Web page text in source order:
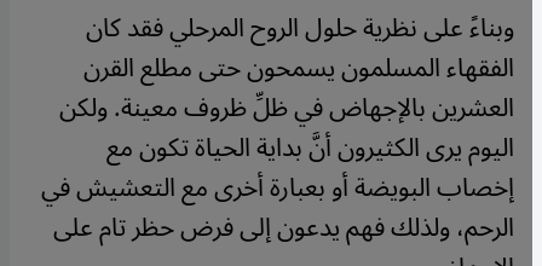
وبناءً على نظرية حلول الروح المرحلي فقد كان
الفقهاء المسلمون يسمحون حتى مطلع القرن
العشرين بالإجهاض في ظلِّ ظروف معينة. ولكن
اليوم يرى الكثيرون أنَّ بداية الحياة تكون مع
إخصاب البويضة أو بعبارة أخرى مع التعشيش في
الرحم، ولذلك فهم يدعون إلى فرض حظر تام على